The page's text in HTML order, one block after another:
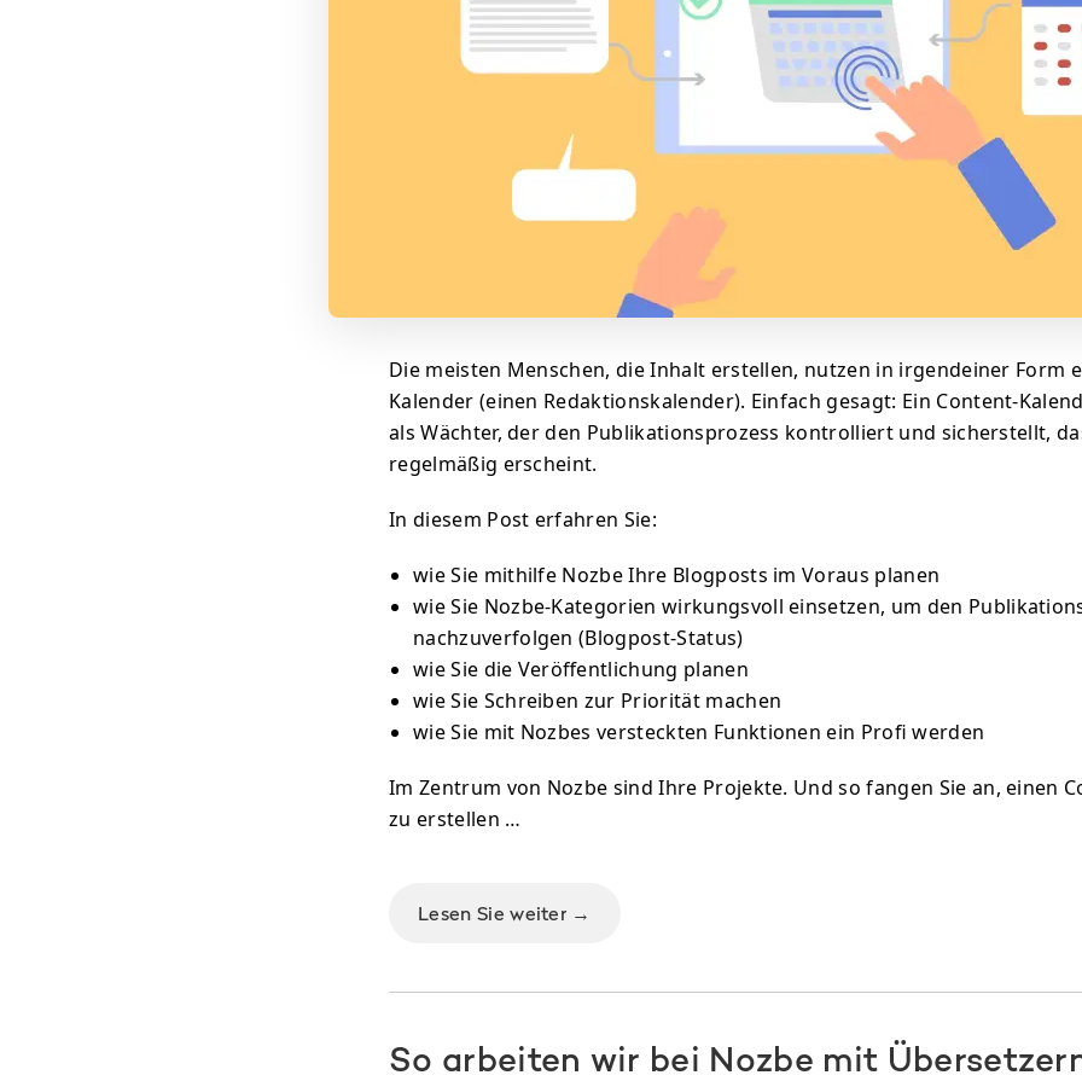
Die meisten Menschen, die Inhalt erstellen, nutzen in irgendeiner Form
Kalender (einen Redaktionskalender). Einfach gesagt: Ein Content-
als Wächter, der den Publikationsprozess kontrolliert und sicherstellt,
regelmäßig erscheint.
In diesem Post erfahren Sie:
wie Sie mithilfe Nozbe Ihre Blogposts im Voraus planen
wie Sie Nozbe-Kategorien wirkungsvoll einsetzen, um den
nachzuverfolgen (Blogpost-Status)
wie Sie die Veröffentlichung planen
wie Sie Schreiben zur Priorität machen
wie Sie mit Nozbes versteckten Funktionen ein Profi werden
Im Zentrum von Nozbe sind Ihre Projekte. Und so fangen Sie an, einen
zu erstellen …
Lesen Sie weiter →
So arbeiten wir bei Nozbe mit